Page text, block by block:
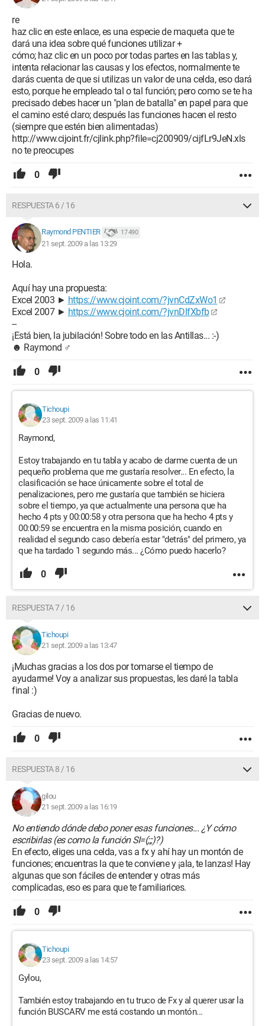
re
haz clic en este enlace, es una especie de maqueta que te
dará una idea sobre qué funciones utilizar +
cómo; haz clic en un poco por todas partes en las tablas y,
intenta relacionar las causas y los efectos, normalmente te
darás cuenta de que si utilizas un valor de una celda, eso dará
esto, porque he empleado tal o tal función; pero como se te ha
precisado debes hacer un "plan de batalla" en papel para que
el camino esté claro; después las funciones hacen el resto
(siempre que estén bien alimentadas)
http://www.cijoint.fr/cjlink.php?file=cj200909/cijfLr9JeN.xls
no te preocupes
0
RESPUESTA 6 / 16
Raymond PENTIER 17 490
21 sept. 2009 a las 13:29
Hola.
Aquí hay una propuesta:
Excel 2003 ► https://www.cjoint.com/?jvnCdZxWo1
Excel 2007 ► https://www.cjoint.com/?jvnDlfXbfb
--
¡Está bien, la jubilación! Sobre todo en las Antillas... :-)
☻ Raymond ♂
0
Tichoupi
23 sept. 2009 a las 11:41
Raymond,
Estoy trabajando en tu tabla y acabo de darme cuenta de un
pequeño problema que me gustaría resolver... En efecto, la
clasificación se hace únicamente sobre el total de
penalizaciones, pero me gustaría que también se hiciera
sobre el tiempo, ya que actualmente una persona que ha
hecho 4 pts y 00:00:58 y otra persona que ha hecho 4 pts y
00:00:59 se encuentra en la misma posición, cuando en
realidad el segundo caso debería estar "detrás" del primero, ya
que ha tardado 1 segundo más... ¿Cómo puedo hacerlo?
0
RESPUESTA 7 / 16
Tichoupi
21 sept. 2009 a las 13:47
¡Muchas gracias a los dos por tomarse el tiempo de
ayudarme! Voy a analizar sus propuestas, les daré la tabla
final :)
Gracias de nuevo.
0
RESPUESTA 8 / 16
gilou
21 sept. 2009 a las 16:19
No entiendo dónde debo poner esas funciones... ¿Y cómo
escribirlas (es como la función SI=(;;;)?)
En efecto, eliges una celda, vas a fx y ahí hay un montón de
funciones; encuentras la que te conviene y ¡ala, te lanzas! Hay
algunas que son fáciles de entender y otras más
complicadas, eso es para que te familiarices.
0
Tichoupi
23 sept. 2009 a las 14:57
Gylou,
También estoy trabajando en tu truco de Fx y al querer usar la
función BUSCARV me está costando un montón...